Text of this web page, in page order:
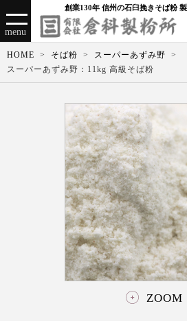
創業130年 信州の石臼挽きそば粉
menu
HOME そば粉
スーパーあずみ野
スーパーあずみ野：11kg 高級そば粉
ZOOM